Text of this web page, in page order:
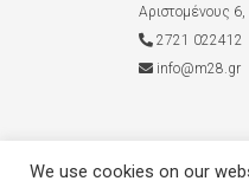
Αριστομένους
2721 022412
info@m28.gr
We use cookies on our